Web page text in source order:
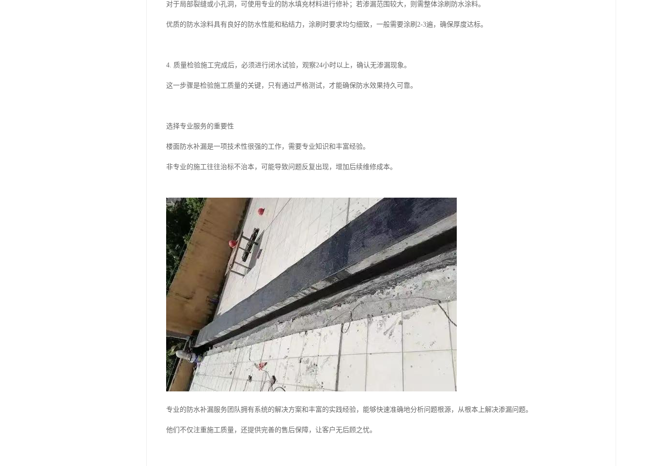
对于局部裂缝或小孔洞，可使用专业的防水填充材料进行修补；若渗漏范围较大，则需整体涂刷防水涂料。
优质的防水涂料具有良好的防水性能和粘结力，涂刷时要求均匀细致，一般需要涂刷2-3遍，确保厚度达标。
4. 质量检验施工完成后，必须进行闭水试验，观察24小时以上，确认无渗漏现象。
这一步骤是检验施工质量的关键，只有通过严格测试，才能确保防水效果持久可靠。
选择专业服务的重要性
楼面防水补漏是一项技术性很强的工作，需要专业知识和丰富经验。
非专业的施工往往治标不治本，可能导致问题反复出现，增加后续维修成本。
专业的防水补漏服务团队拥有系统的解决方案和丰富的实践经验，能够快速准确地分析问题根源，从根本上解决渗漏问题。
他们不仅注重施工质量，还提供完善的售后保障，让客户无后顾之忧。